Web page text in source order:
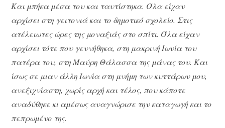
Και μπήκα μέσα του και ταυτίστηκα. Όλα είχαν
αρχίσει στη γειτονιά και το δημοτικό σχολείο. Στις
ατέλειωτες ώρες της μοναξιάς στο σπίτι. Όλα είχαν
αρχίσει τότε που γεννήθηκα, στη μακρινή Ιωνία του
πατέρα του, στη Μαύρη Θάλασσα της μάνας του. Και
ίσως σε μιαν άλλη Ιωνία στη μνήμη των κυττάρων μου,
ανεξιχνίαστη, χωρίς αρχή και τέλος, που κάποτε
αναδύθηκε κι αμέσως αναγνώρισε την καταγωγή και το
πεπρωμένο της.